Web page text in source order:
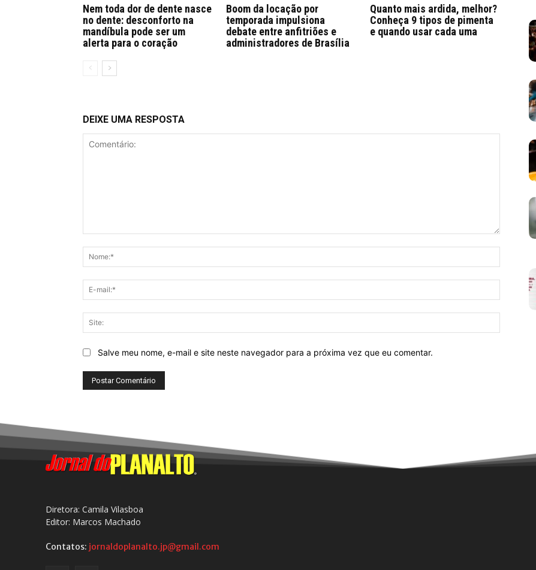
Nem toda dor de dente nasce
no dente: desconforto na
mandíbula pode ser um
alerta para o coração
Boom da locação por
temporada impulsiona
debate entre anfitriões e
administradores de Brasília
Quanto mais ardida, melhor?
Conheça 9 tipos de pimenta
e quando usar cada uma
DEIXE UMA RESPOSTA
mail:*
Salve meu nome, e-mail e site neste navegador para a próxima vez que eu comentar.
Diretora: Camila Vilasboa
Editor: Marcos Machado
Contatos: jornaldoplanalto.jp@gmail.com